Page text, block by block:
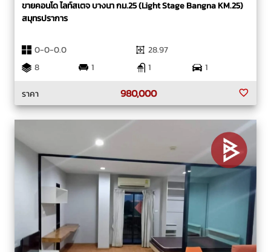
ขายคอนโด ไลท์สเตจ บางนา กม.25 (Light Stage Bangna KM.25)
สมุทรปราการ
0-0-0.0
28.97
8
1 1
1
ราคา
980,000